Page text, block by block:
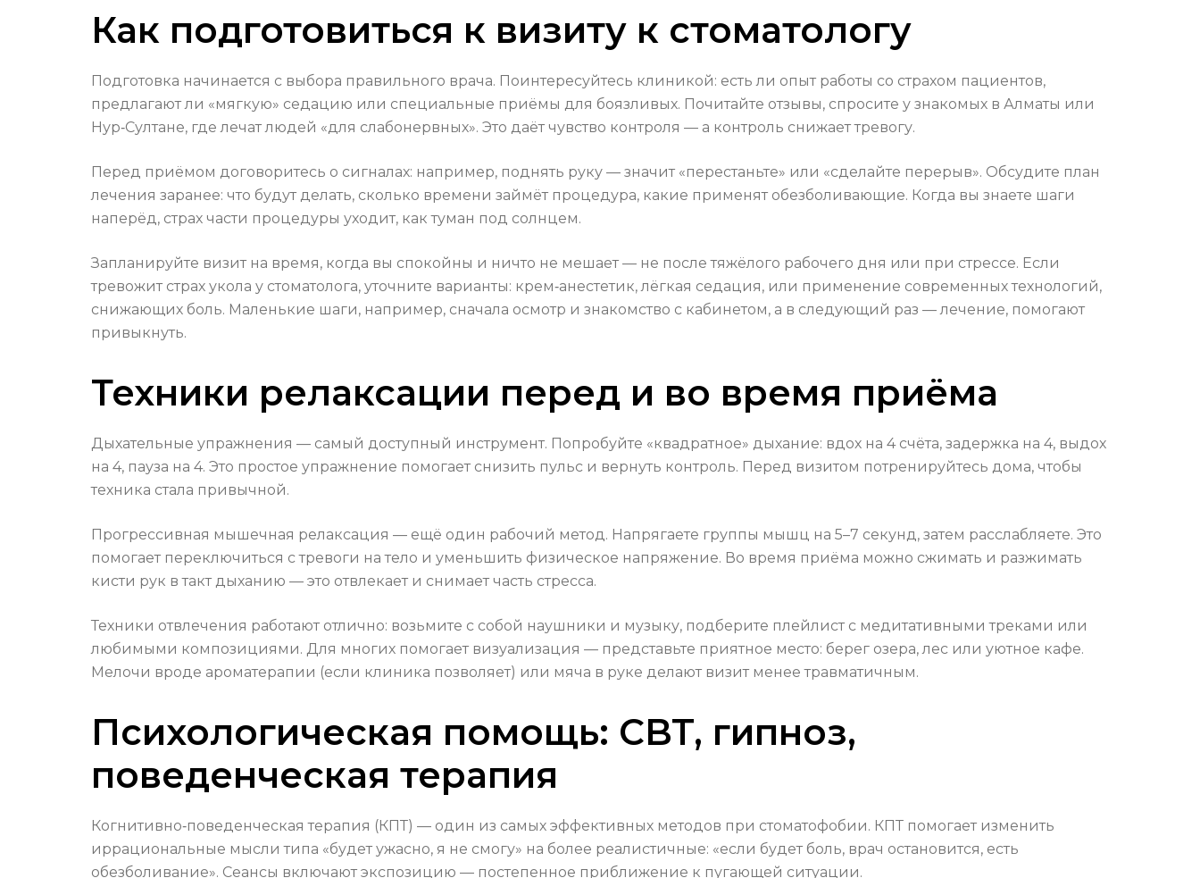
Как подготовиться к визиту к стоматологу
Подготовка начинается с выбора правильного врача. Поинтересуйтесь клиникой: есть ли опыт работы со страхом пациентов,
предлагают ли «мягкую» седацию или специальные приёмы для боязливых. Почитайте отзывы, спросите у знакомых в Алматы или
Нур‑Султане, где лечат людей «для слабонервных». Это даёт чувство контроля — а контроль снижает тревогу.
Перед приёмом договоритесь о сигналах: например, поднять руку — значит «перестаньте» или «сделайте перерыв». Обсудите план
лечения заранее: что будут делать, сколько времени займёт процедура, какие применят обезболивающие. Когда вы знаете шаги
наперёд, страх части процедуры уходит, как туман под солнцем.
Запланируйте визит на время, когда вы спокойны и ничто не мешает — не после тяжёлого рабочего дня или при стрессе. Если
тревожит страх укола у стоматолога, уточните варианты: крем‑анестетик, лёгкая седация, или применение современных технологий,
снижающих боль. Маленькие шаги, например, сначала осмотр и знакомство с кабинетом, а в следующий раз — лечение, помогают
привыкнуть.
Техники релаксации перед и во время приёма
Дыхательные упражнения — самый доступный инструмент. Попробуйте «квадратное» дыхание: вдох на 4 счёта, задержка на 4, выдох
на 4, пауза на 4. Это простое упражнение помогает снизить пульс и вернуть контроль. Перед визитом потренируйтесь дома, чтобы
техника стала привычной.
Прогрессивная мышечная релаксация — ещё один рабочий метод. Напрягаете группы мышц на 5–7 секунд, затем расслабляете. Это
помогает переключиться с тревоги на тело и уменьшить физическое напряжение. Во время приёма можно сжимать и разжимать
кисти рук в такт дыханию — это отвлекает и снимает часть стресса.
Техники отвлечения работают отлично: возьмите с собой наушники и музыку, подберите плейлист с медитативными треками или
любимыми композициями. Для многих помогает визуализация — представьте приятное место: берег озера, лес или уютное кафе.
Мелочи вроде ароматерапии (если клиника позволяет) или мяча в руке делают визит менее травматичным.
Психологическая помощь: CBT, гипноз,
поведенческая терапия
Когнитивно‑поведенческая терапия (КПТ) — один из самых эффективных методов при стоматофобии. КПТ помогает изменить
иррациональные мысли типа «будет ужасно, я не смогу» на более реалистичные: «если будет боль, врач остановится, есть
обезболивание». Сеансы включают экспозицию — постепенное приближение к пугающей ситуации.